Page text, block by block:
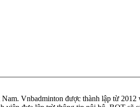
Vnbadminton được thành lập từ